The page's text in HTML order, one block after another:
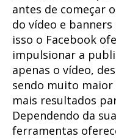
antes de começar
do vídeo e
isso o Facebook
impulsionar a
apenas o vídeo,
sendo muito
mais resultados
Dependendo da
ferramentas